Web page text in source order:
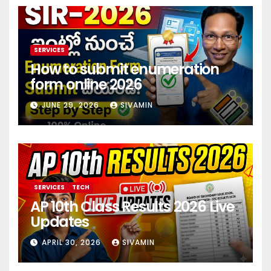
SERVICES
How to submit enumeration
form online 2026
JUNE 29, 2026 SIVAMIN
SERVICES TECH
AP 10th Class Results 2026 Live
Updates
APRIL 30, 2026 SIVAMIN